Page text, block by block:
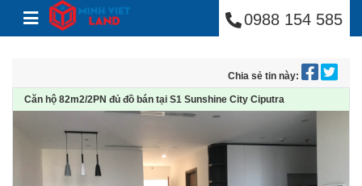
Skip to content Minh Việt Land0988 154 585
Chia sẻ tin này:
Căn hộ 82m2/2PN đủ đồ bán tại S1 Sunshine City Ciputra